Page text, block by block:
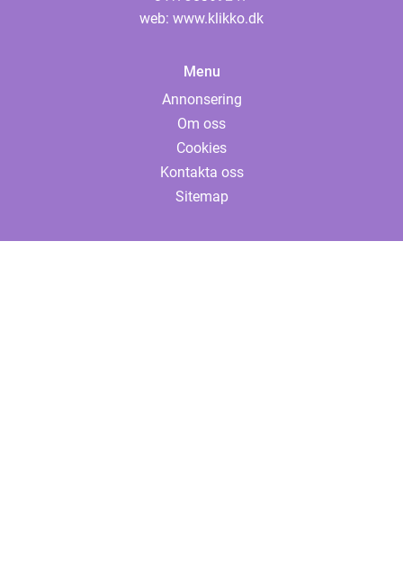
web: www.klikko.dk
Menu
Annonsering
Om oss
Cookies
Kontakta oss
Sitemap